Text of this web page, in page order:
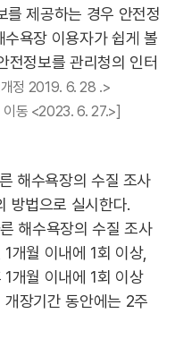
제공하는 경우 안전정
욕장 이용자가 쉽게 볼
전정보를 관리청의 인터
정 2019. 6. 28 .>
동 <2023. 6. 27.>]
해수욕장의 수질 조사
방법으로 실시한다.
해수욕장의 수질 조사
개월 이내에 1회 이상,
개월 이내에 1회 이상
장기간 동안에는 2주